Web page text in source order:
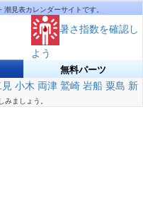
見表カレンダーサイトです。
暑さ指数を確認し
よう
無料パーツ
小木 両津 鷲崎 岩船 粟島 新
ましょう。